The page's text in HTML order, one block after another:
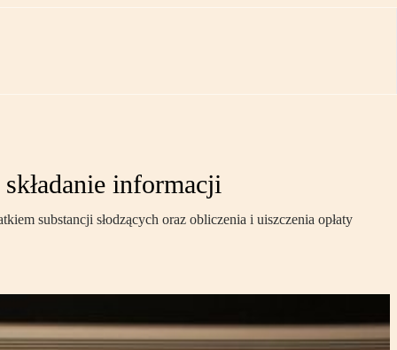
informacji
substancji słodzących oraz obliczenia i uiszczenia opłaty